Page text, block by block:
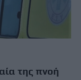
της πνοή